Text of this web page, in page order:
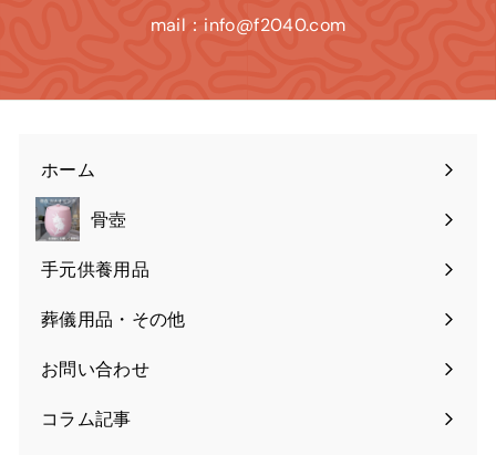
mail：info@f2040.com
ホーム
骨壺
手元供養用品
葬儀用品・その他
お問い合わせ
コラム記事